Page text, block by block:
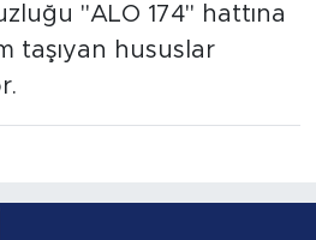
"ALO 174" hattına
taşıyan hususlar